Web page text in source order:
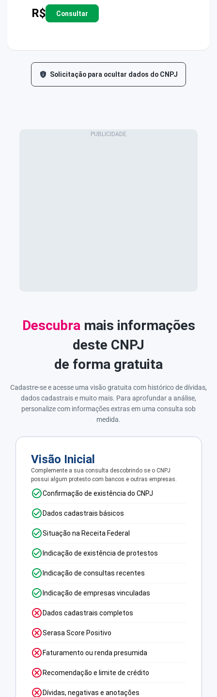
R$ Consultar
Solicitação para ocultar dados do CNPJ
Descubramais informações
deste CNPJ
de forma gratuita
Cadastre-se e acesse uma visão gratuita com histórico de dívidas,
dados cadastrais e muito mais. Para aprofundar a análise,
personalize com informações extras em uma consulta sob
medida.
Visão Inicial
Complemente a sua consulta descobrindo se o CNPJ
possui algum protesto com bancos e outras empresas.
Confirmação de existência do CNPJ
Dados cadastrais básicos
Situação na Receita Federal
Indicação de existência de protestos
Indicação de consultas recentes
Indicação de empresas vinculadas
Dados cadastrais completos
Serasa Score Positivo
Faturamento ou renda presumida
Recomendação e limite de crédito
Dívidas, negativas e anotações